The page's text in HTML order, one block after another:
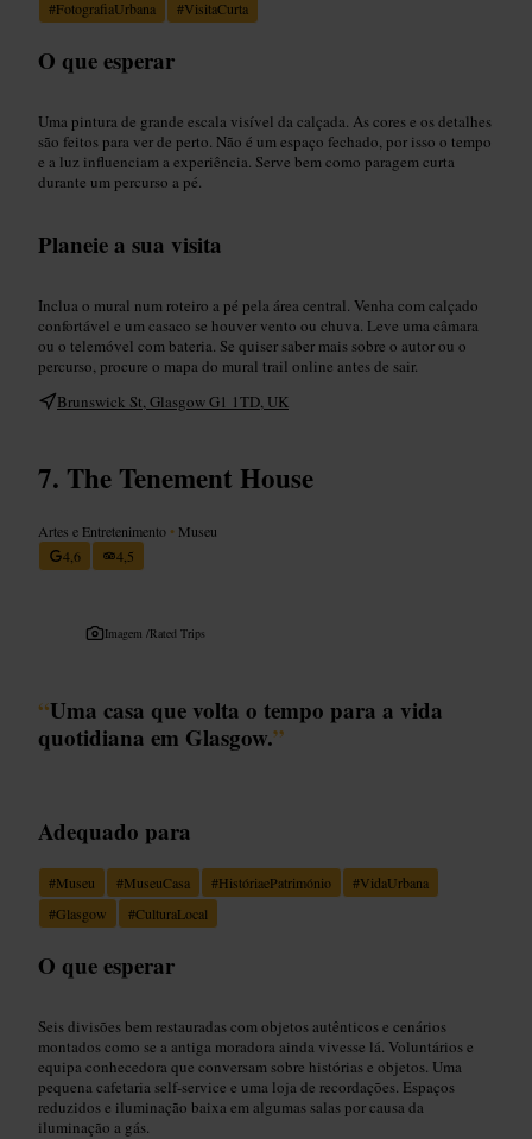
#FotografiaUrbana #VisitaCurta
O que esperar
Uma pintura de grande escala visível da calçada. As cores e os detalhes
são feitos para ver de perto. Não é um espaço fechado, por isso o tempo
e a luz influenciam a experiência. Serve bem como paragem curta
durante um percurso a pé.
Planeie a sua visita
Inclua o mural num roteiro a pé pela área central. Venha com calçado
confortável e um casaco se houver vento ou chuva. Leve uma câmara
ou o telemóvel com bateria. Se quiser saber mais sobre o autor ou o
percurso, procure o mapa do mural trail online antes de sair.
Brunswick St, Glasgow G1 1TD, UK
The Tenement House
Artes e Entretenimento • Museu
4,6
4,5
Imagem /Rated Trips
“Uma casa que volta o tempo para a vida
quotidiana em Glasgow.”
Adequado para
#Museu #MuseuCasa #HistóriaePatrimónio #VidaUrbana
#Glasgow #CulturaLocal
O que esperar
Seis divisões bem restauradas com objetos autênticos e cenários
montados como se a antiga moradora ainda vivesse lá. Voluntários e
equipa conhecedora que conversam sobre histórias e objetos. Uma
pequena cafetaria self-service e uma loja de recordações. Espaços
reduzidos e iluminação baixa em algumas salas por causa da
iluminação a gás.